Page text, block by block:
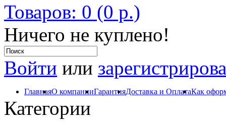
Товаров: 0 (0 р.)
Ничего не куплено!
Войти или
ГлавнаяО компанииГарантияДоставка и ОплатаКак
Категории